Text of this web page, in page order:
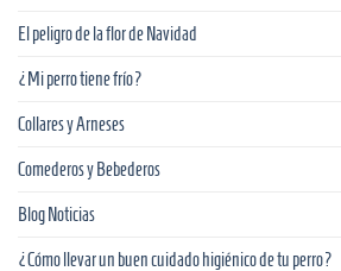
El peligro de la flor de Navidad
¿Mi perro tiene frío?
Collares y Arneses
Comederos y Bebederos
Blog Noticias
¿Cómo llevar un buen cuidado higiénico de tu perro?